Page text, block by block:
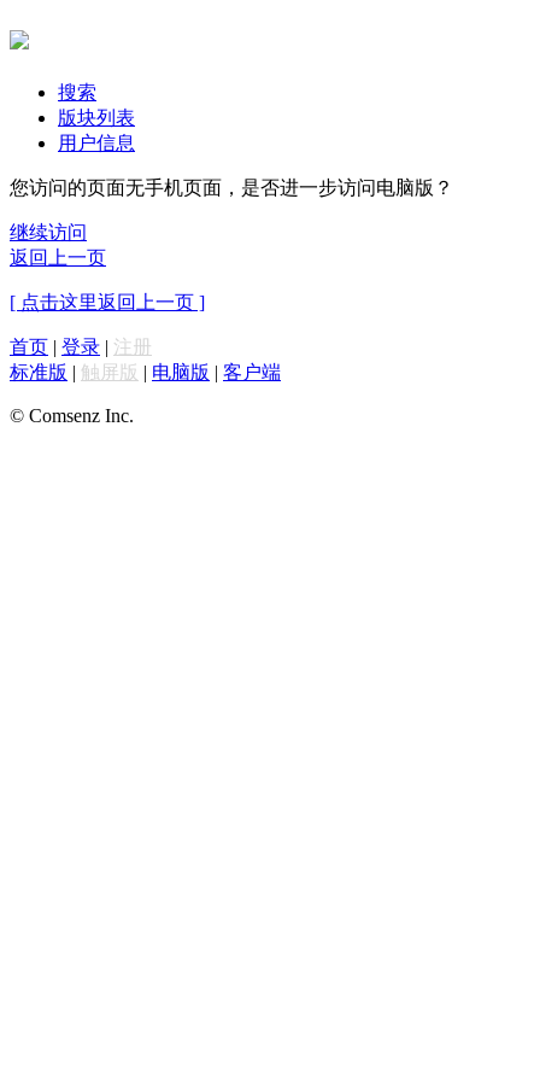
搜索
版块列表
用户信息
您访问的页面无手机页面，是否进一步访问电脑版？
继续访问
返回上一页
[ 点击这里返回上一页 ]
首页 | 登录 | 注册
标准版 | 触屏版 | 电脑版 | 客户端
© Comsenz Inc.